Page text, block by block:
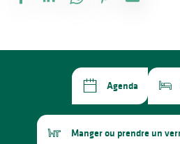
Agenda
Manger ou prendre un